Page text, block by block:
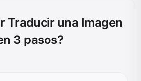
Traducir una Imagen
3 pasos?